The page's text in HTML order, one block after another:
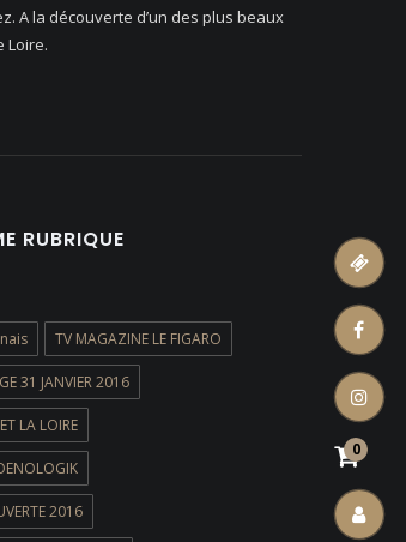
A la découverte d’un des plus beaux
Loire.
RUBRIQUE
TV MAGAZINE LE FIGARO
31 JANVIER 2016
LA LOIRE
2016
ticket
facebook
instagram
0
account